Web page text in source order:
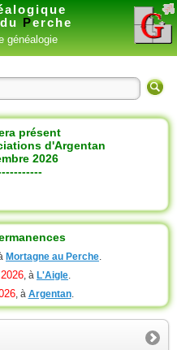
Perche
généalogie
présent
d'Argentan
2026
Mortagne au Perche.
, à L'Aigle.
, à Argentan.